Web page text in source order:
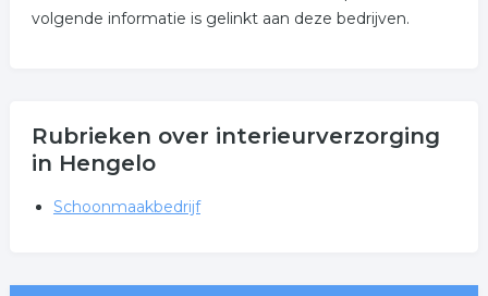
volgende informatie is gelinkt aan deze bedrijven.
Rubrieken over interieurverzorging
in Hengelo
Schoonmaakbedrijf